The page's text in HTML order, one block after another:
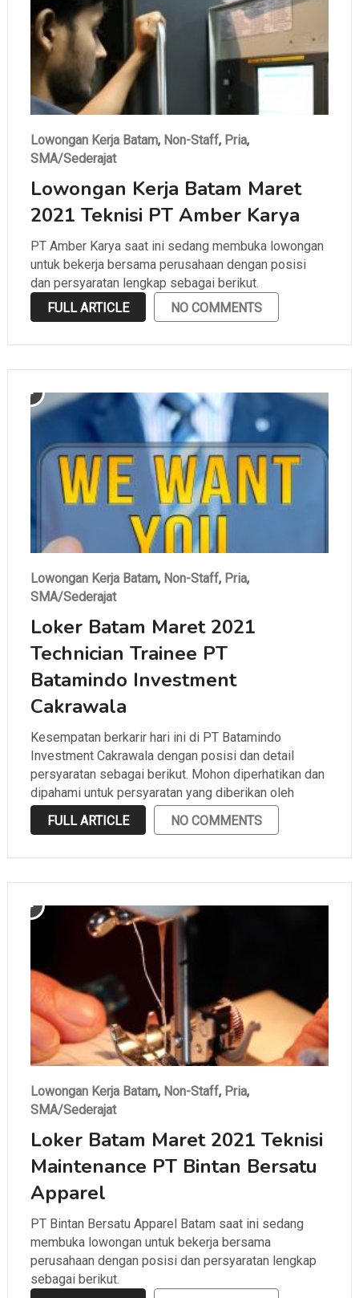
Lowongan Kerja Batam, Non-Staff, Pria,
SMA/Sederajat
Lowongan Kerja Batam Maret
2021 Teknisi PT Amber Karya
PT Amber Karya saat ini sedang membuka lowongan
untuk bekerja bersama perusahaan dengan posisi
dan persyaratan lengkap sebagai berikut.
FULL ARTICLE
NO COMMENTS
Lowongan Kerja Batam, Non-Staff, Pria,
SMA/Sederajat
Loker Batam Maret 2021
Technician Trainee PT
Batamindo Investment
Cakrawala
Kesempatan berkarir hari ini di PT Batamindo
Investment Cakrawala dengan posisi dan detail
persyaratan sebagai berikut. Mohon diperhatikan dan
dipahami untuk persyaratan yang diberikan oleh
perusahaan sebelum melamar.
FULL ARTICLE NO COMMENTS
Lowongan Kerja Batam, Non-Staff, Pria,
SMA/Sederajat
Loker Batam Maret 2021 Teknisi
Maintenance PT Bintan Bersatu
Apparel
PT Bintan Bersatu Apparel Batam saat ini sedang
membuka lowongan untuk bekerja bersama
perusahaan dengan posisi dan persyaratan lengkap
sebagai berikut.